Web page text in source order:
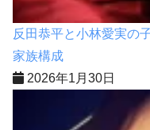
反田恭平と小林愛実の
家族構成
2026年1月30日